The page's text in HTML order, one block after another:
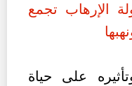
الإرهاب تجمع
على حياة